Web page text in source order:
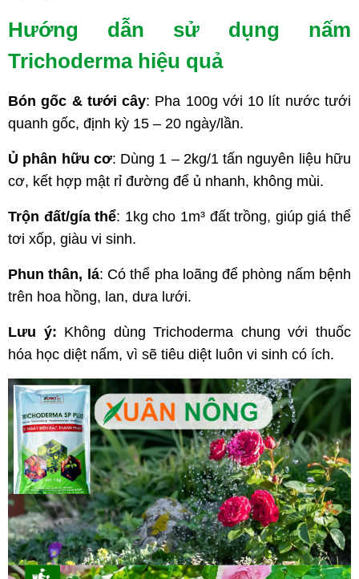
Hướng dẫn sử dụng nấm
Trichoderma hiệu quả
Bón gốc & tưới cây: Pha 100g với 10 lít nước tưới
quanh gốc, định kỳ 15 – 20 ngày/lần.
Ủ phân hữu cơ: Dùng 1 – 2kg/1 tấn nguyên liệu hữu
cơ, kết hợp mật rỉ đường để ủ nhanh, không mùi.
Trộn đất/gía thể: 1kg cho 1m³ đất trồng, giúp giá thể
tơi xốp, giàu vi sinh.
Phun thân, lá: Có thể pha loãng để phòng nấm bệnh
trên hoa hồng, lan, dưa lưới.
Lưu ý: Không dùng Trichoderma chung với thuốc
hóa học diệt nấm, vì sẽ tiêu diệt luôn vi sinh có ích.